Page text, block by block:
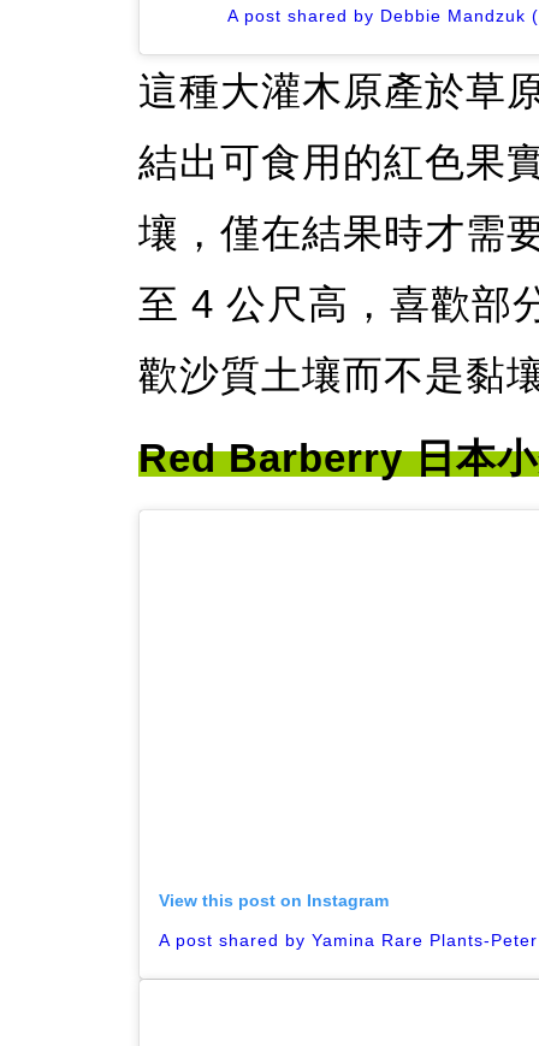
A post shared by Debbie Mandzuk
這種大灌木原產於草
結出可食用的紅色果
壤，僅在結果時才需
至 4 公尺高，喜歡部
歡沙質土壤而不是黏
Red Barberry 日本
View this post on Instagram